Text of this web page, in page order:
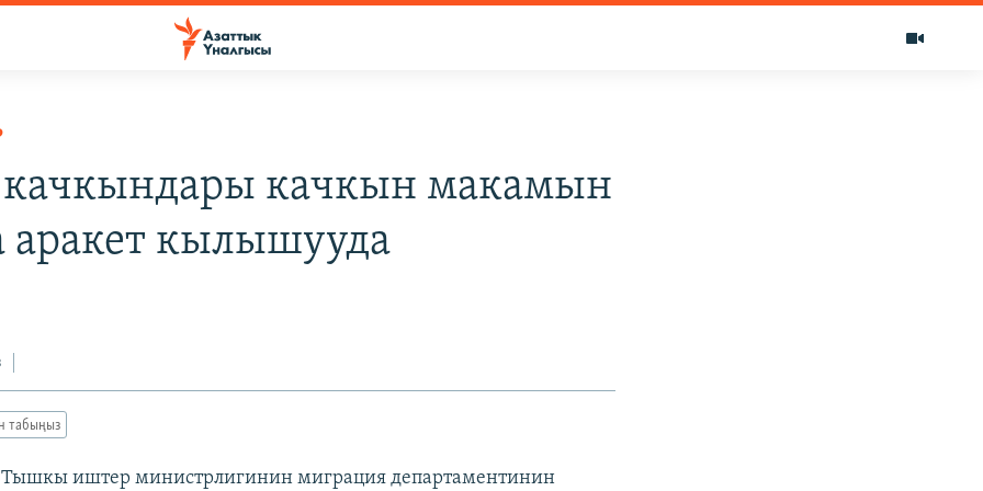
качкындары качкын макамын
аракет кылышууда
табыңыз
иштер министрлигинин миграция департаментинин